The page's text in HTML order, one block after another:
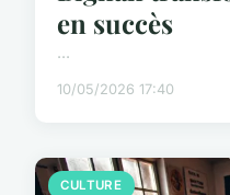
en succès
...
10/05/2026 17:40
CULTURE